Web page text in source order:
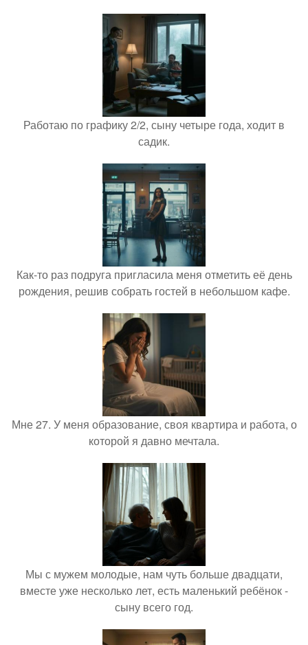
Работаю по графику 2/2, сыну четыре года, ходит в
садик.
Как-то раз подруга пригласила меня отметить её день
рождения, решив собрать гостей в небольшом кафе.
Мне 27. У меня образование, своя квартира и работа, о
которой я давно мечтала.
Мы с мужем молодые, нам чуть больше двадцати,
вместе уже несколько лет, есть маленький ребёнок -
сыну всего год.